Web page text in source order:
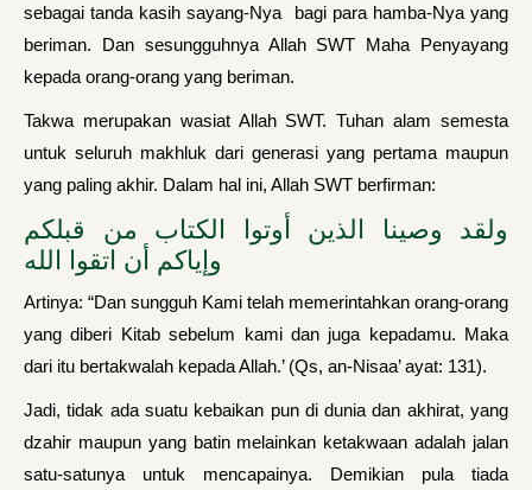
sebagai tanda kasih sayang-Nya bagi para hamba-Nya yang
beriman. Dan sesungguhnya Allah SWT Maha Penyayang
kepada orang-orang yang beriman.
Takwa merupakan wasiat Allah SWT. Tuhan alam semesta
untuk seluruh makhluk dari generasi yang pertama maupun
yang paling akhir. Dalam hal ini, Allah SWT berfirman:
ولقد وصينا الذين أوتوا الكتاب من قبلكم
وإياكم أن اتقوا الله
Artinya: “Dan sungguh Kami telah memerintahkan orang-orang
yang diberi Kitab sebelum kami dan juga kepadamu. Maka
dari itu bertakwalah kepada Allah.’ (Qs, an-Nisaa’ ayat: 131).
Jadi, tidak ada suatu kebaikan pun di dunia dan akhirat, yang
dzahir maupun yang batin melainkan ketakwaan adalah jalan
satu-satunya untuk mencapainya. Demikian pula tiada